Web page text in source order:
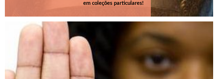
em coleções particulares!